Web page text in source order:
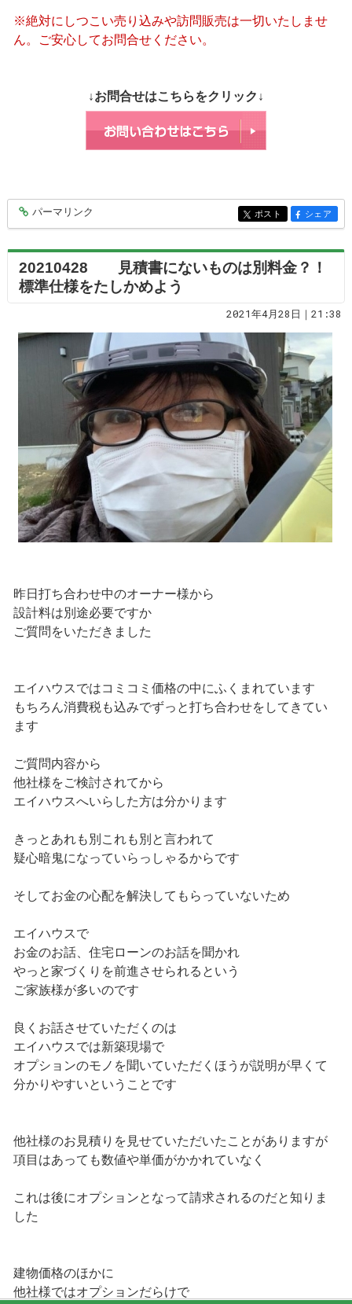
※絶対にしつこい売り込みや訪問販売は一切いたしませ
ん。ご安心してお問合せください。
↓お問合せはこちらをクリック↓
entry6259
パーマリンク entry6259
ポスト entry6259
シェア
20210428 見積書にないものは別料金？！
標準仕様をたしかめよう
2021年4月28日｜21:38
昨日打ち合わせ中のオーナー様から
設計料は別途必要ですか
ご質問をいただきました
エイハウスではコミコミ価格の中にふくまれています
もちろん消費税も込みでずっと打ち合わせをしてきてい
ます
ご質問内容から
他社様をご検討されてから
エイハウスへいらした方は分かります
きっとあれも別これも別と言われて
疑心暗鬼になっていらっしゃるからです
そしてお金の心配を解決してもらっていないため
エイハウスで
お金のお話、住宅ローンのお話を聞かれ
やっと家づくりを前進させられるという
ご家族様が多いのです
良くお話させていただくのは
エイハウスでは新築現場で
オプションのモノを聞いていただくほうが説明が早くて
分かりやすいということです
他社様のお見積りを見せていただいたことがありますが
項目はあっても数値や単価がかかれていなく
これは後にオプションとなって請求されるのだと知りま
した
建物価格のほかに
他社様ではオプションだらけで